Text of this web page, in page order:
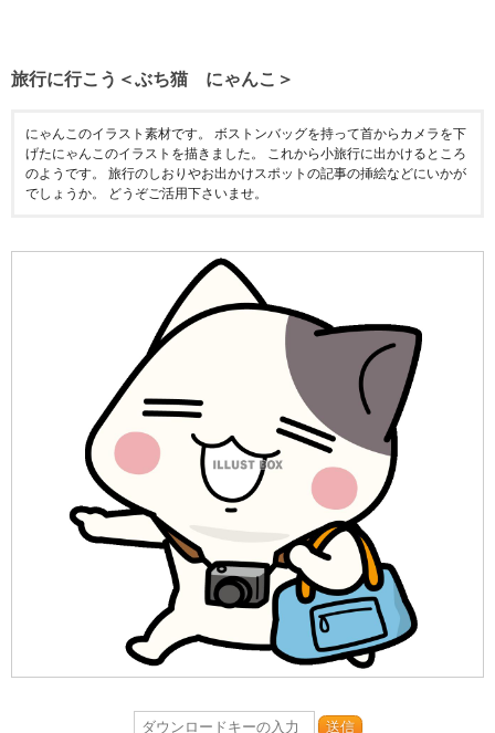
旅行に行こう＜ぶち猫 にゃんこ＞
にゃんこのイラスト素材です。 ボストンバッグを持って首からカメラを下
げたにゃんこのイラストを描きました。 これから小旅行に出かけるところ
のようです。 旅行のしおりやお出かけスポットの記事の挿絵などにいかが
でしょうか。 どうぞご活用下さいませ。
送信